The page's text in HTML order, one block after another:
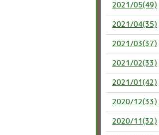
2021/05(49)
2021/04(35)
2021/03(37)
2021/02(33)
2021/01(42)
2020/12(33)
2020/11(32)